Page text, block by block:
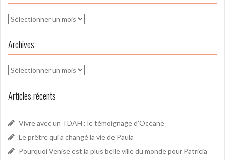
Archives
Archives
Archives
Articles récents
Vivre avec un TDAH : le témoignage d’Océane
Le prêtre qui a changé la vie de Paula
Pourquoi Venise est la plus belle ville du monde pour Patricia